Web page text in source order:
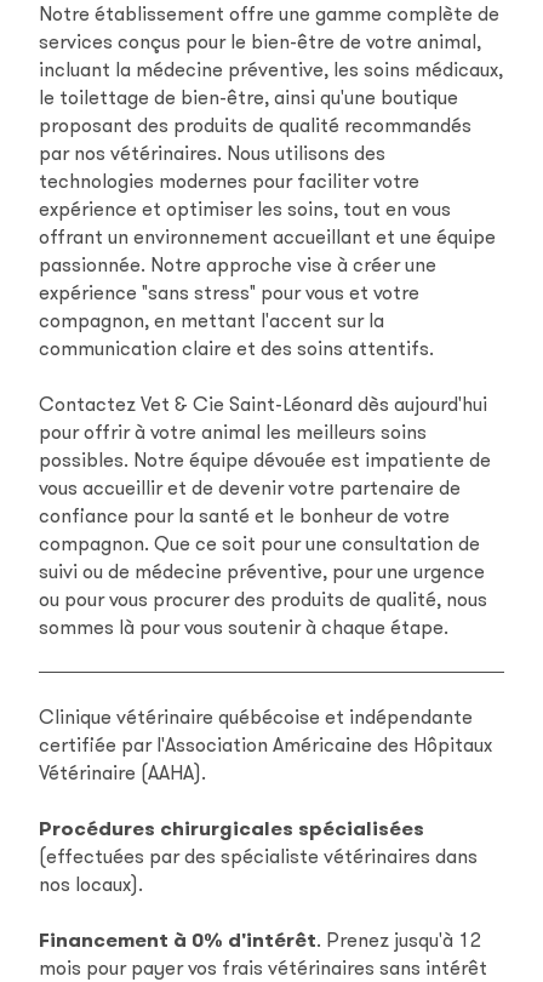
Notre établissement offre une gamme complète de
services conçus pour le bien-être de votre animal,
incluant la médecine préventive, les soins médicaux,
le toilettage de bien-être, ainsi qu'une boutique
proposant des produits de qualité recommandés
par nos vétérinaires. Nous utilisons des
technologies modernes pour faciliter votre
expérience et optimiser les soins, tout en vous
offrant un environnement accueillant et une équipe
passionnée. Notre approche vise à créer une
expérience "sans stress" pour vous et votre
compagnon, en mettant l'accent sur la
communication claire et des soins attentifs.
Contactez Vet & Cie Saint-Léonard dès aujourd'hui
pour offrir à votre animal les meilleurs soins
possibles. Notre équipe dévouée est impatiente de
vous accueillir et de devenir votre partenaire de
confiance pour la santé et le bonheur de votre
compagnon. Que ce soit pour une consultation de
suivi ou de médecine préventive, pour une urgence
ou pour vous procurer des produits de qualité, nous
sommes là pour vous soutenir à chaque étape.
Clinique vétérinaire québécoise et indépendante
certifiée par l'Association Américaine des Hôpitaux
Vétérinaire (AAHA).
Procédures chirurgicales spécialisées
(effectuées par des spécialiste vétérinaires dans
nos locaux).
Financement à 0% d'intérêt. Prenez jusqu'à 12
mois pour payer vos frais vétérinaires sans intérêt